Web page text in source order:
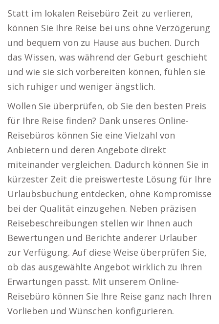
Statt im lokalen Reisebüro Zeit zu verlieren,
können Sie Ihre Reise bei uns ohne Verzögerung
und bequem von zu Hause aus buchen. Durch
das Wissen, was während der Geburt geschieht
und wie sie sich vorbereiten können, fühlen sie
sich ruhiger und weniger ängstlich.
Wollen Sie überprüfen, ob Sie den besten Preis
für Ihre Reise finden? Dank unseres Online-
Reisebüros können Sie eine Vielzahl von
Anbietern und deren Angebote direkt
miteinander vergleichen. Dadurch können Sie in
kürzester Zeit die preiswerteste Lösung für Ihre
Urlaubsbuchung entdecken, ohne Kompromisse
bei der Qualität einzugehen. Neben präzisen
Reisebeschreibungen stellen wir Ihnen auch
Bewertungen und Berichte anderer Urlauber
zur Verfügung. Auf diese Weise überprüfen Sie,
ob das ausgewählte Angebot wirklich zu Ihren
Erwartungen passt. Mit unserem Online-
Reisebüro können Sie Ihre Reise ganz nach Ihren
Vorlieben und Wünschen konfigurieren.